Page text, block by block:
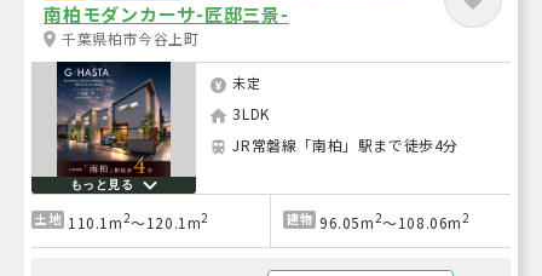
南柏モダンカーサ-匠邸三景-
千葉県柏市今谷上町
もっと見る
未定
3LDK
JR常磐線「南柏」駅まで徒歩4分
土地 110.1m2～120.1m2 建物 96.05m2～108.06m2